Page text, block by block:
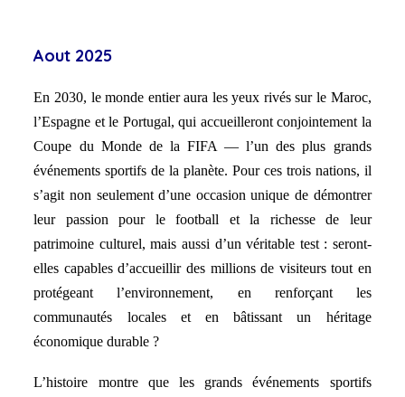
Aout 2025
En 2030, le monde entier aura les yeux rivés sur le Maroc,
l’Espagne et le Portugal, qui accueilleront conjointement la
Coupe du Monde de la FIFA — l’un des plus grands
événements sportifs de la planète. Pour ces trois nations, il
s’agit non seulement d’une occasion unique de démontrer
leur passion pour le football et la richesse de leur
patrimoine culturel, mais aussi d’un véritable test : seront-
elles capables d’accueillir des millions de visiteurs tout en
protégeant l’environnement, en renforçant les
communautés locales et en bâtissant un héritage
économique durable ?
L’histoire montre que les grands événements sportifs